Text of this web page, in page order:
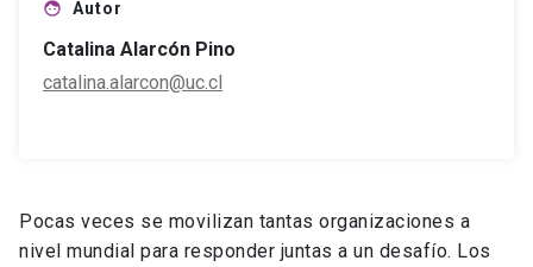
face Autor
Catalina Alarcón Pino
catalina.alarcon@uc.cl
Pocas veces se movilizan tantas organizaciones a
nivel mundial para responder juntas a un desafío. Los